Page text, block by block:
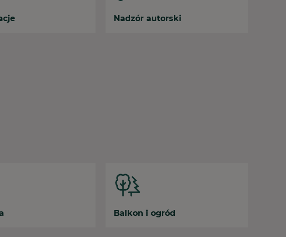
Nadzór autorski
Balkon i ogród